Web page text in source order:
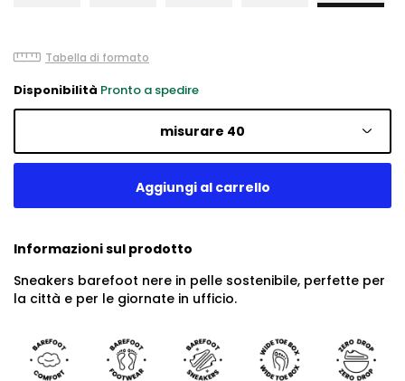
Tabella di formato
Disponibilità Pronto a spedire
misurare 40
Informazioni sul prodotto
Sneakers barefoot nere in pelle sostenibile, perfette per
la città e per le giornate in ufficio.